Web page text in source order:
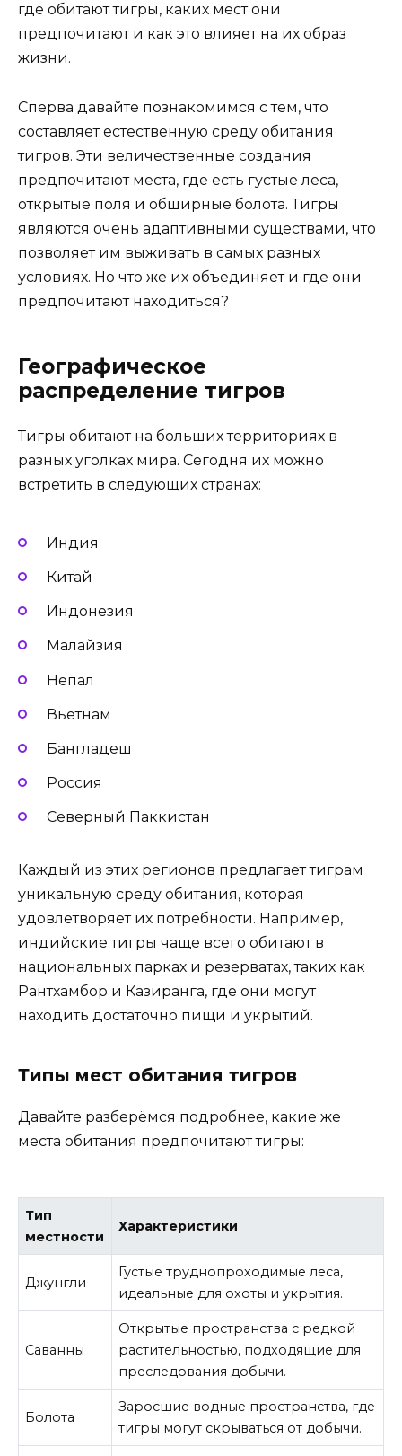
где обитают тигры, каких мест они
предпочитают и как это влияет на их образ
жизни.
Сперва давайте познакомимся с тем, что
составляет естественную среду обитания
тигров. Эти величественные создания
предпочитают места, где есть густые леса,
открытые поля и обширные болота. Тигры
являются очень адаптивными существами, что
позволяет им выживать в самых разных
условиях. Но что же их объединяет и где они
предпочитают находиться?
Географическое
распределение тигров
Тигры обитают на больших территориях в
разных уголках мира. Сегодня их можно
встретить в следующих странах:
Индия
Китай
Индонезия
Малайзия
Непал
Вьетнам
Бангладеш
Россия
Северный Паккистан
Каждый из этих регионов предлагает тиграм
уникальную среду обитания, которая
удовлетворяет их потребности. Например,
индийские тигры чаще всего обитают в
национальных парках и резерватах, таких как
Рантхамбор и Казиранга, где они могут
находить достаточно пищи и укрытий.
Типы мест обитания тигров
Давайте разберёмся подробнее, какие же
места обитания предпочитают тигры:
Тип
местности
Характеристики
Джунгли
Густые труднопроходимые леса,
идеальные для охоты и укрытия.
Саванны
Открытые пространства с редкой
растительностью, подходящие для
преследования добычи.
Болота
Заросшие водные пространства, где
тигры могут скрываться от добычи.